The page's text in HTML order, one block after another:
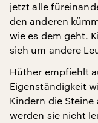
jetzt alle
den anderen
wie es dem geht.
sich um andere
Hüther empfiehlt
Eigenständigkeit
Kindern die Steine
werden sie nicht